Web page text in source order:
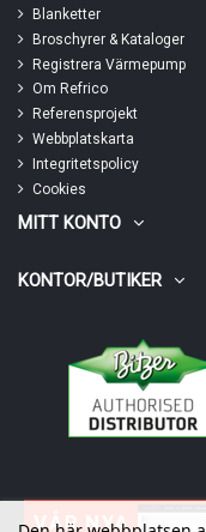
Blanketter
Broschyrer & Kataloger
Registrera Värmepump
Om Refrico
Referensprojekt
Webbplatskarta
Integritetspolicy
Cookies
MITT KONTO
KONTOR/BUTIKER